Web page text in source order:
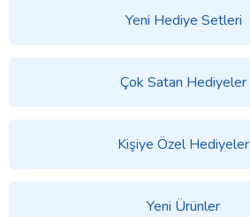
Yeni Hediye Setleri
Çok Satan Hediyeler
Kişiye Özel Hediyeler
Yeni Ürünler